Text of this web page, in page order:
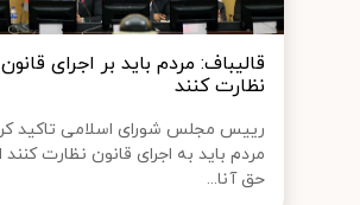
قالیباف: مردم باید بر اجرای قانون
نظارت کنند
رییس مجلس شورای اسلامی تاکید
مردم باید به اجرای قانون نظارت کنند
حق آنا...